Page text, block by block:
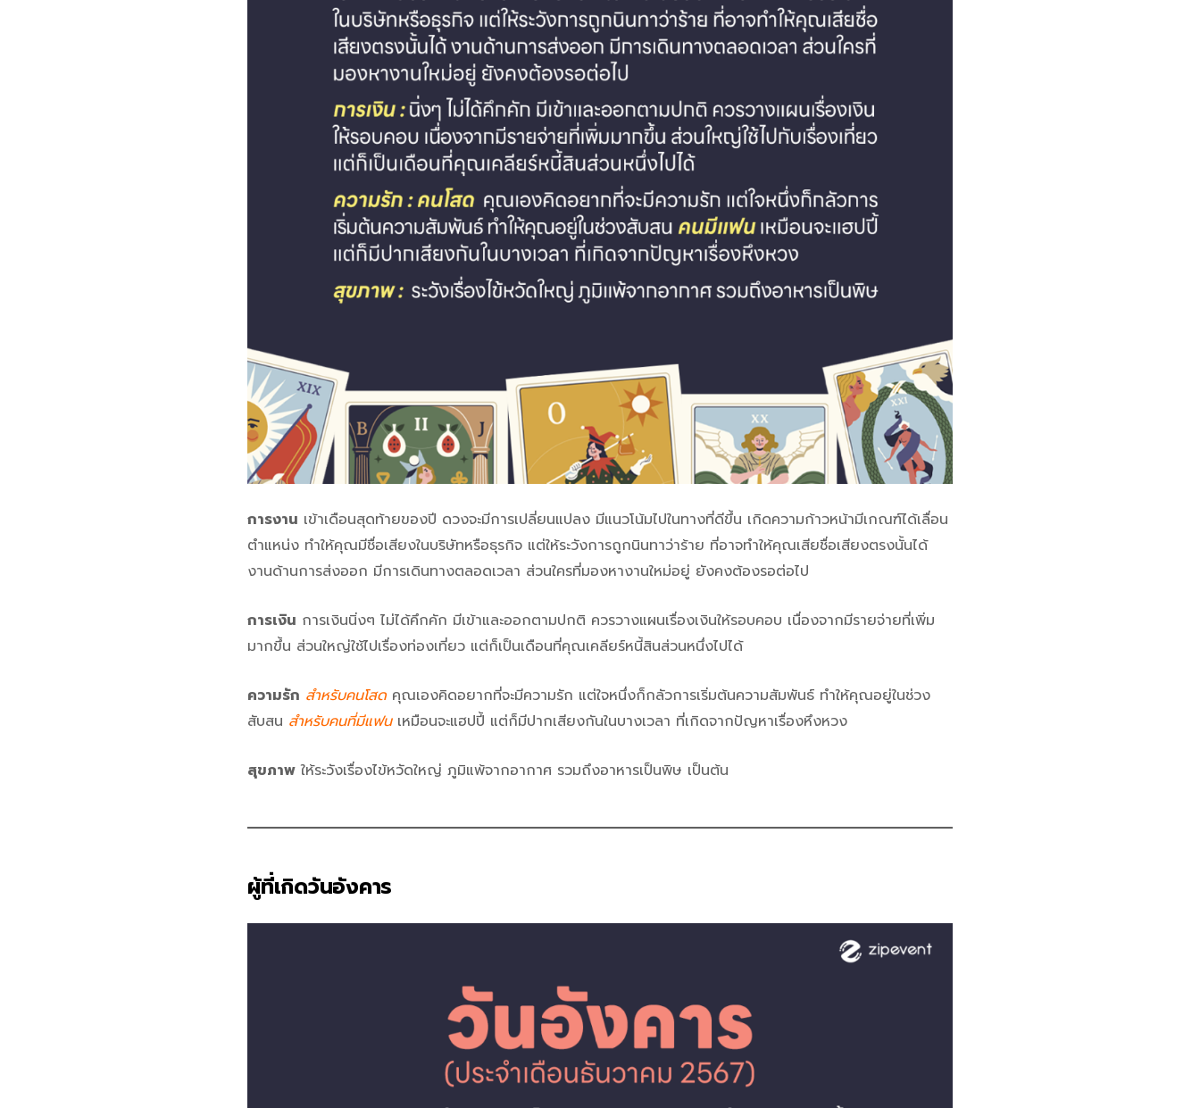
การงาน เข้าเดือนสุดท้ายของปี ดวงจะมีการเปลี่ยนแปลง มีแนวโน้มไปในทางที่ดีขึ้น เกิดความก้าวหน้ามีเกณฑ์ได้เลื่อน
ตำแหน่ง ทำให้คุณมีชื่อเสียงในบริษัทหรือธุรกิจ แต่ให้ระวังการถูกนินทาว่าร้าย ที่อาจทำให้คุณเสียชื่อเสียงตรงนั้นได้
งานด้านการส่งออก มีการเดินทางตลอดเวลา ส่วนใครที่มองหางานใหม่อยู่ ยังคงต้องรอต่อไป
การเงิน การเงินนิ่งๆ ไม่ได้คึกคัก มีเข้าและออกตามปกติ ควรวางแผนเรื่องเงินให้รอบคอบ เนื่องจากมีรายจ่ายที่เพิ่ม
มากขึ้น ส่วนใหญ่ใช้ไปเรื่องท่องเที่ยว แต่ก็เป็นเดือนที่คุณเคลียร์หนี้สินส่วนหนึ่งไปได้
ความรัก สำหรับคนโสดคุณเองคิดอยากที่จะมีความรัก แต่ใจหนึ่งก็กลัวการเริ่มต้นความสัมพันธ์ ทำให้คุณอยู่ในช่วง
สับสน สำหรับคนที่มีแฟนเหมือนจะแฮปปี้ แต่ก็มีปากเสียงกันในบางเวลา ที่เกิดจากปัญหาเรื่องหึงหวง
สุขภาพ ให้ระวังเรื่องไข้หวัดใหญ่ ภูมิแพ้จากอากาศ รวมถึงอาหารเป็นพิษ เป็นต้น
ผู้ที่เกิดวันอังคาร